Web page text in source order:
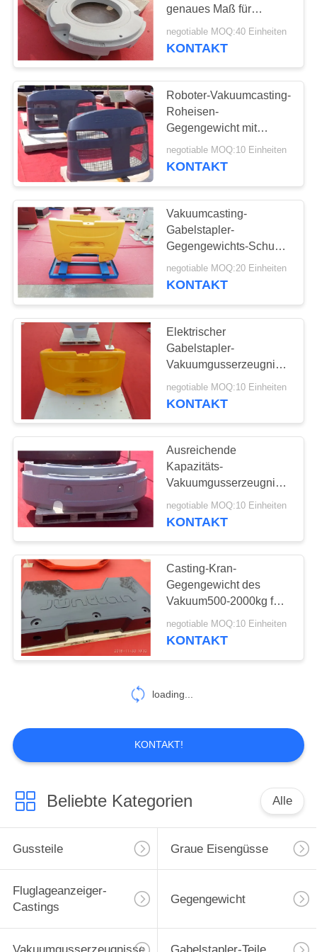
SITEMAP
PRIVACY
POLICY
Gabelstapler-Teile
30
Duktile Eisen-
Produkte
Grün Sandguss
25
Harz-Sandguss
26
Verlorene Schaum-
Castings
16
genaues Maß für
landwirtschaftliche
Maschinen
negotiable MOQ:40 Einheiten
KONTAKT
Roboter-Vakuumcasting-
Roheisen-
Gegengewicht mit
genauem Maß
negotiable MOQ:10 Einheiten
KONTAKT
Vakuumcasting-
Gabelstapler-
Gegengewichts-Schuss-
Explosions-Oberfläche
mit Soem-Service
negotiable MOQ:20 Einheiten
KONTAKT
Elektrischer
Gabelstapler-
Vakuumgusserzeugnis-
Gegengewichte Soem-
Service verfügbar
negotiable MOQ:10 Einheiten
KONTAKT
Ausreichende
Kapazitäts-
Vakuumgusserzeugnis-
Gegengewichte für
Minibagger
negotiable MOQ:10 Einheiten
KONTAKT
Casting-Kran-
Gegengewicht des
Vakuum500-2000kg für
Stapel-treibende Anlage
negotiable MOQ:10 Einheiten
KONTAKT
loading...
KONTAKT!
Beliebte Kategorien Alle
Gussteile Graue Eisengüsse
Fluglageanzeiger-
Castings
Gegengewicht